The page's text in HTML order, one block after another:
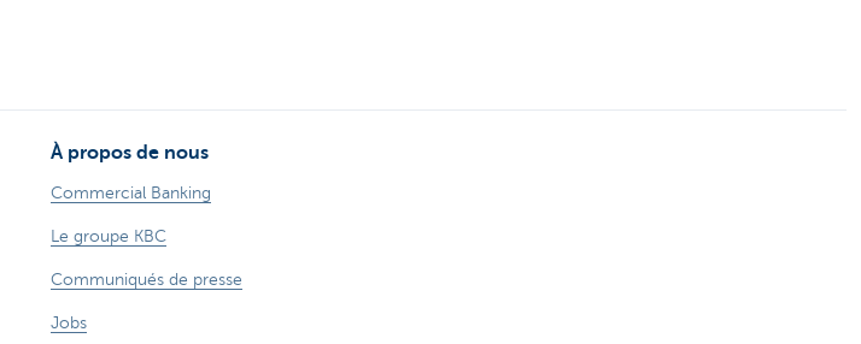
À propos de nous
Commercial Banking
Le groupe KBC
Communiqués de presse
Jobs